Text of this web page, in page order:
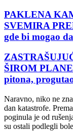
PAKLENA
SVEMIRA
gde bi mogao
ŠIROM
pitona,
Naravno, niko ne
dan katastrofe.
poginula je od
su ostali podlegli